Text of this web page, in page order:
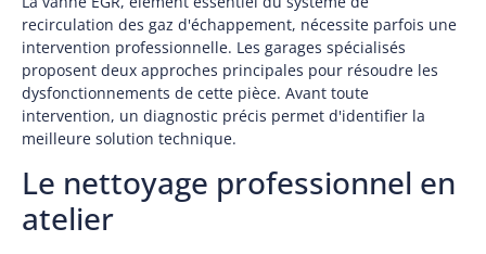
recirculation des gaz d'échappement, nécessite parfois une
intervention professionnelle. Les garages spécialisés
proposent deux approches principales pour résoudre les
dysfonctionnements de cette pièce. Avant toute
intervention, un diagnostic précis permet d'identifier la
meilleure solution technique.
Le nettoyage professionnel en
atelier